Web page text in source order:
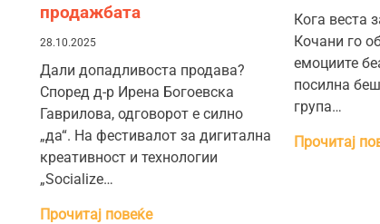
продажбата
28.10.2025
Дали допадливоста продава?
Според д-р Ирена Богоевска
Гаврилова, одговорот е силно
„да“. На фестивалот за дигитална
креативност и технологии
„Socialize…
Прочитај повеќе
Кога веста
Кочани го
емоциите
посилна
група…
Прочитај